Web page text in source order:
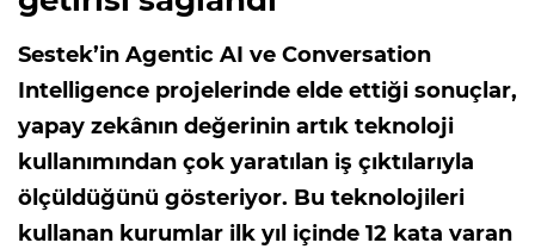
Sestek’in Agentic AI ve Conversation
Intelligence projelerinde elde ettiği sonuçlar,
yapay zekânın değerinin artık teknoloji
kullanımından çok yaratılan iş çıktılarıyla
ölçüldüğünü gösteriyor. Bu teknolojileri
kullanan kurumlar ilk yıl içinde 12 kata varan